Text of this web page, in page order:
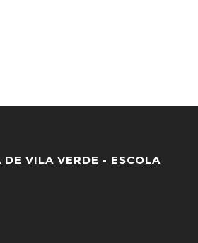
DE VILA VERDE - ESCOLA